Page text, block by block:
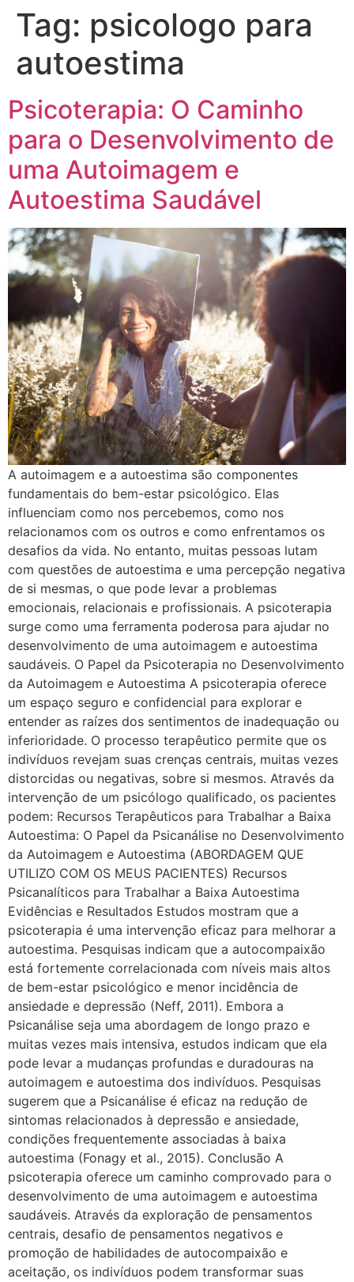
Tag: psicologo para
autoestima
Psicoterapia: O Caminho
para o Desenvolvimento de
uma Autoimagem e
Autoestima Saudável
A autoimagem e a autoestima são componentes
fundamentais do bem-estar psicológico. Elas
influenciam como nos percebemos, como nos
relacionamos com os outros e como enfrentamos os
desafios da vida. No entanto, muitas pessoas lutam
com questões de autoestima e uma percepção negativa
de si mesmas, o que pode levar a problemas
emocionais, relacionais e profissionais. A psicoterapia
surge como uma ferramenta poderosa para ajudar no
desenvolvimento de uma autoimagem e autoestima
saudáveis. O Papel da Psicoterapia no Desenvolvimento
da Autoimagem e Autoestima A psicoterapia oferece
um espaço seguro e confidencial para explorar e
entender as raízes dos sentimentos de inadequação ou
inferioridade. O processo terapêutico permite que os
indivíduos revejam suas crenças centrais, muitas vezes
distorcidas ou negativas, sobre si mesmos. Através da
intervenção de um psicólogo qualificado, os pacientes
podem: Recursos Terapêuticos para Trabalhar a Baixa
Autoestima: O Papel da Psicanálise no Desenvolvimento
da Autoimagem e Autoestima (ABORDAGEM QUE
UTILIZO COM OS MEUS PACIENTES) Recursos
Psicanalíticos para Trabalhar a Baixa Autoestima
Evidências e Resultados Estudos mostram que a
psicoterapia é uma intervenção eficaz para melhorar a
autoestima. Pesquisas indicam que a autocompaixão
está fortemente correlacionada com níveis mais altos
de bem-estar psicológico e menor incidência de
ansiedade e depressão (Neff, 2011). Embora a
Psicanálise seja uma abordagem de longo prazo e
muitas vezes mais intensiva, estudos indicam que ela
pode levar a mudanças profundas e duradouras na
autoimagem e autoestima dos indivíduos. Pesquisas
sugerem que a Psicanálise é eficaz na redução de
sintomas relacionados à depressão e ansiedade,
condições frequentemente associadas à baixa
autoestima (Fonagy et al., 2015). Conclusão A
psicoterapia oferece um caminho comprovado para o
desenvolvimento de uma autoimagem e autoestima
saudáveis. Através da exploração de pensamentos
centrais, desafio de pensamentos negativos e
promoção de habilidades de autocompaixão e
aceitação, os indivíduos podem transformar suas